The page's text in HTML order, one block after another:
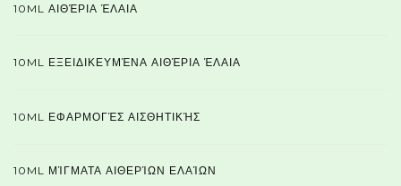
10ML ΑΙΘΈΡΙΑ ΈΛΑΙΑ
10ML ΕΞΕΙΔΙΚΕΥΜΈΝΑ ΑΙΘΈΡΙΑ ΈΛΑΙΑ
10ML ΕΦΑΡΜΟΓΈΣ ΑΙΣΘΗΤΙΚΉΣ
10ML ΜΊΓΜΑΤΑ ΑΙΘΕΡΊΩΝ ΕΛΑΊΩΝ